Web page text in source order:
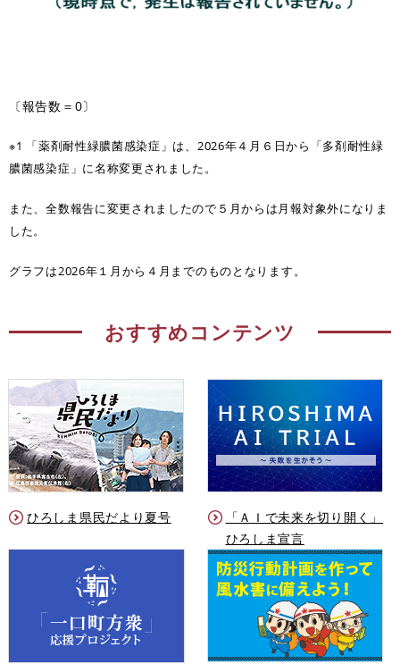
〔報告数＝0〕
※1 「薬剤耐性緑膿菌感染症」は、2026年４月６日から「多剤耐性緑
膿菌感染症」に名称変更されました。
また、全数報告に変更されましたので５月からは月報対象外になりま
した。
グラフは2026年１月から４月までのものとなります。
おすすめコンテンツ
ひろしま県民だより夏号
「ＡＩで未来を切り開く」
ひろしま宣言